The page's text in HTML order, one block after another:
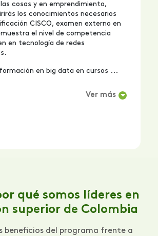
cosas y en emprendimiento,
los conocimientos necesarios
CISCO, examen externo en
el nivel de competencia
en tecnología de redes
en big data en cursos ...
Ver más
qué somos líderes en
superior de Colombia
beneficios del programa frente a